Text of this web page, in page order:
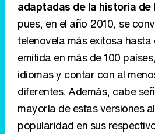
adaptadas de la historia de
pues, en el año 2010, se
telenovela más exitosa hasta
emitida en más de 100
idiomas y contar con al
diferentes. Además, cabe
mayoría de estas versiones
popularidad en sus